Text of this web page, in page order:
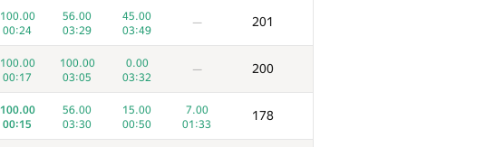
100.00
00:24
56.00
03:29
45.00
03:49
— 201
100.00
00:17
100.00
03:05
0.00
03:32
— 200
100.00
00:15
56.00
03:30
15.00
00:50
7.00
01:33
178